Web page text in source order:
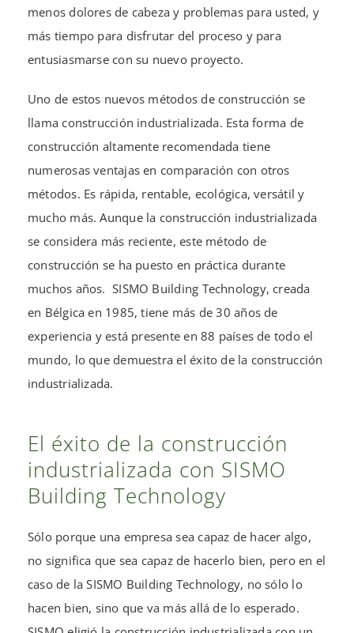
menos dolores de cabeza y problemas para usted, y
más tiempo para disfrutar del proceso y para
entusiasmarse con su nuevo proyecto.
Uno de estos nuevos métodos de construcción se
llama construcción industrializada. Esta forma de
construcción altamente recomendada tiene
numerosas ventajas en comparación con otros
métodos. Es rápida, rentable, ecológica, versátil y
mucho más. Aunque la construcción industrializada
se considera más reciente, este método de
construcción se ha puesto en práctica durante
muchos años. SISMO Building Technology, creada
en Bélgica en 1985, tiene más de 30 años de
experiencia y está presente en 88 países de todo el
mundo, lo que demuestra el éxito de la construcción
industrializada.
El éxito de la construcción
industrializada con SISMO
Building Technology
Sólo porque una empresa sea capaz de hacer algo,
no significa que sea capaz de hacerlo bien, pero en el
caso de la SISMO Building Technology, no sólo lo
hacen bien, sino que va más allá de lo esperado.